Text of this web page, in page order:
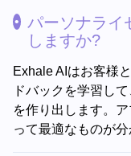
パーソナライ
しますか?
Exhale AIはお客様
ドバックを学習し
を作り出します。
って最適なものが分